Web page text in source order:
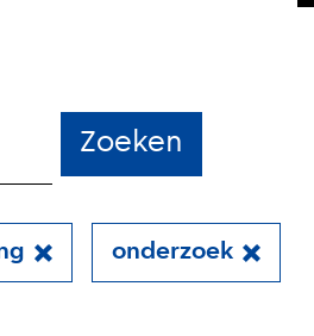
Zoeken
onderzoek